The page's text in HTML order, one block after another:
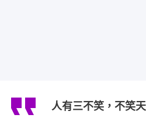
人有三不笑，不笑